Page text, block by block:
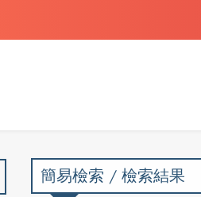
簡易檢索 / 檢索結果